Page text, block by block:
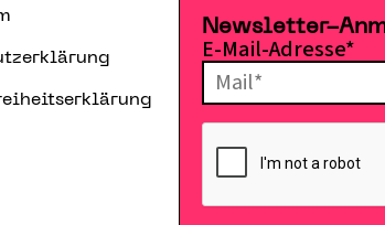
Newsletter-
E-Mail-Adresse*